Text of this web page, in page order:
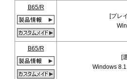
B65/R
[プレ
B65/R
[
Windows